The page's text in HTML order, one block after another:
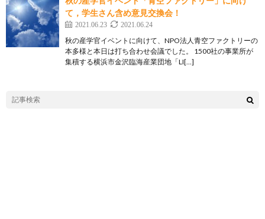
て，学生さん含め意見交換会！
2021.06.23 2021.06.24
秋の産学官イベントに向けて、NPO法人青空ファクトリーの
本多様と本日は打ち合わせ会議でした。 1500社の事業所が
集積する横浜市金沢臨海産業団地「LI[…]